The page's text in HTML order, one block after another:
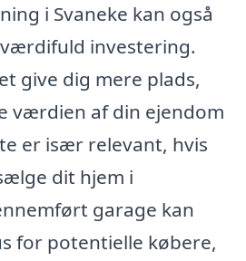
i Svaneke kan også
investering.
give dig mere plads,
værdien af din ejendom
er især relevant, hvis
dit hjem i
garage kan
for potentielle købere,